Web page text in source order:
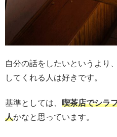
自分の話をしたいというより
してくれる人は好きです。
基準としては、 喫茶店でシラ
人かなと思っています。